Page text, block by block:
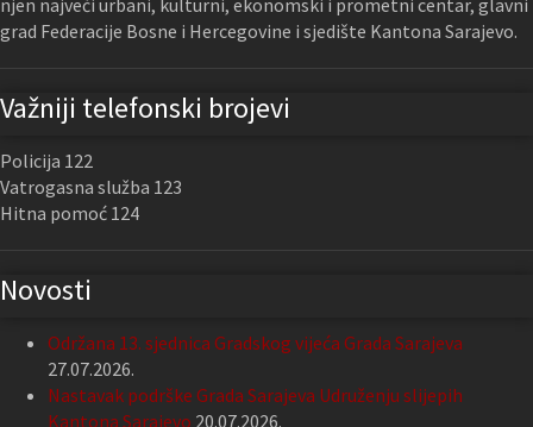
njen najveći urbani, kulturni, ekonomski i prometni centar, glavni
grad Federacije Bosne i Hercegovine i sjedište Kantona Sarajevo.
Važniji telefonski brojevi
Policija 122
Vatrogasna služba 123
Hitna pomoć 124
Novosti
Održana 13. sjednica Gradskog vijeća Grada Sarajeva
27.07.2026.
Nastavak podrške Grada Sarajeva Udruženju slijepih
Kantona Sarajevo 20.07.2026.